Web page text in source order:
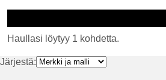
Haullasi löytyy 1 kohdetta.
Järjestä: